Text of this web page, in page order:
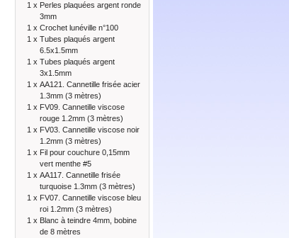
1 x Perles plaquées argent ronde
3mm
1 x Crochet lunéville n°100
1 x Tubes plaqués argent
6.5x1.5mm
1 x Tubes plaqués argent
3x1.5mm
1 x AA121. Cannetille frisée acier
1.3mm (3 mètres)
1 x FV09. Cannetille viscose
rouge 1.2mm (3 mètres)
1 x FV03. Cannetille viscose noir
1.2mm (3 mètres)
1 x Fil pour couchure 0,15mm
vert menthe #5
1 x AA117. Cannetille frisée
turquoise 1.3mm (3 mètres)
1 x FV07. Cannetille viscose bleu
roi 1.2mm (3 mètres)
1 x Blanc à teindre 4mm, bobine
de 8 mètres